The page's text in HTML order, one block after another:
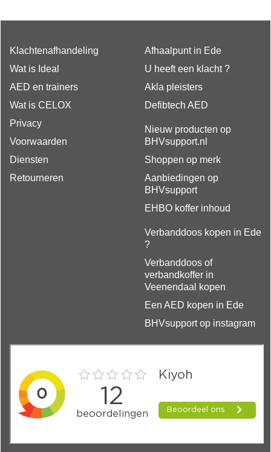
Klachtenafhandeling
Wat is Ideal
AED en trainers
Wat is CELOX
Privacy
Voorwaarden
Diensten
Retourneren
Afhaalpunt in Ede
U heeft een klacht ?
Akla pleisters
Defibtech AED
Nieuw producten op
BHVsupport.nl
Shoppen op merk
Aanbiedingen op
BHVsupport
EHBO koffer inhoud
Verbanddoos kopen in Ede
?
Verbanddoos of
verbandkoffer in
Veenendaal kopen
Een AED kopen in Ede
BHVsupport op instagram